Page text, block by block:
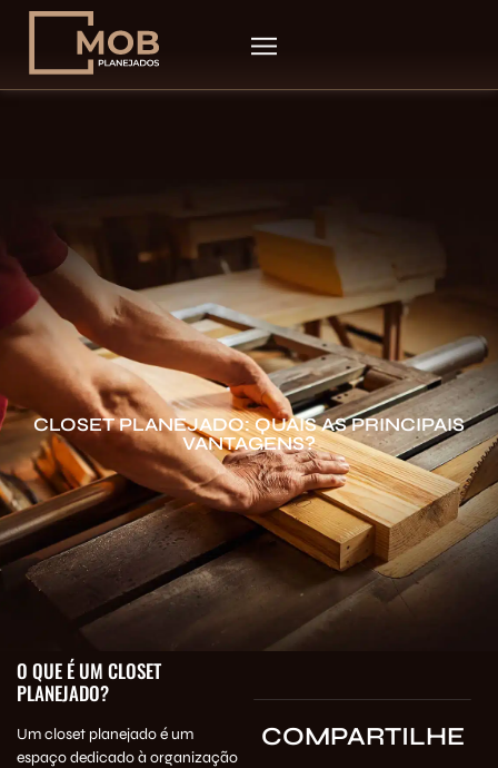
CLOSET PLANEJADO: QUAIS AS PRINCIPAIS
VANTAGENS?
O QUE É UM CLOSET
PLANEJADO?
Um closet planejado é um
espaço dedicado à organização
COMPARTILHE